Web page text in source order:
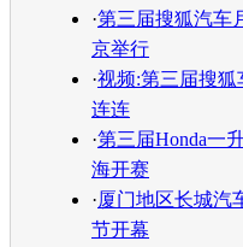
·第三届搜狐汽车
京举行
·视频:第三届搜
连连
·第三届Honda一
海开赛
·厦门地区长城汽
节开幕